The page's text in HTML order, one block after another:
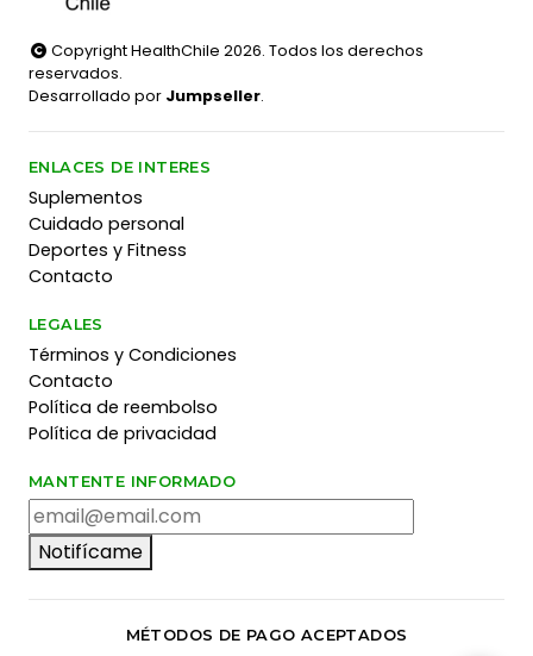
Copyright HealthChile 2026. Todos los derechos
reservados.
Desarrollado por Jumpseller.
ENLACES DE INTERES
Suplementos
Cuidado personal
Deportes y Fitness
Contacto
LEGALES
Términos y Condiciones
Contacto
Política de reembolso
Política de privacidad
MANTENTE INFORMADO
Notifícame
MÉTODOS DE PAGO ACEPTADOS